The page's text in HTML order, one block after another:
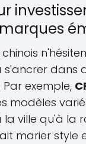
s'ancrer dans
exemple,
modèles
la ville qu'à la
marier style